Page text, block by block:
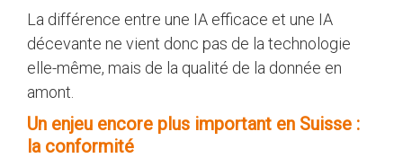
La différence entre une IA efficace et une IA
décevante ne vient donc pas de la technologie
elle-même, mais de la qualité de la donnée en
amont.
Un enjeu encore plus important en Suisse :
la conformité